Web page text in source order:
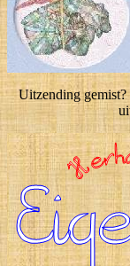
Uitzending